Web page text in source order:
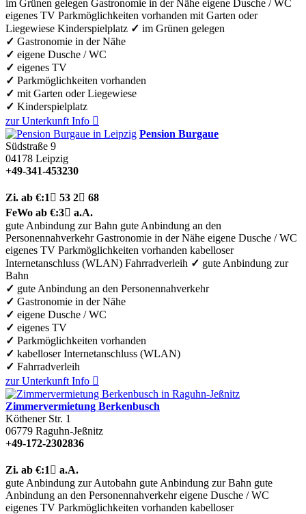
im Grünen gelegen Gastronomie in der Nähe eigene Dusche / WC
eigenes TV Parkmöglichkeiten vorhanden mit Garten oder
Liegewiese Kinderspielplatz ✓ im Grünen gelegen
✓ Gastronomie in der Nähe
✓ eigene Dusche / WC
✓ eigenes TV
✓ Parkmöglichkeiten vorhanden
✓ mit Garten oder Liegewiese
✓ Kinderspielplatz
zur Unterkunft Info 
Pension Burgaue
Südstraße 9
04178 Leipzig
+49-341-453230
Zi. ab €:1  53 2 68
FeWo ab €:3 a.A.
gute Anbindung zur Bahn gute Anbindung an den
Personennahverkehr Gastronomie in der Nähe eigene Dusche / WC
eigenes TV Parkmöglichkeiten vorhanden kabelloser
Internetanschluss (WLAN) Fahrradverleih ✓ gute Anbindung zur
Bahn
✓ gute Anbindung an den Personennahverkehr
✓ Gastronomie in der Nähe
✓ eigene Dusche / WC
✓ eigenes TV
✓ Parkmöglichkeiten vorhanden
✓ kabelloser Internetanschluss (WLAN)
✓ Fahrradverleih
zur Unterkunft Info 
Zimmervermietung Berkenbusch
Köthener Str. 1
06779 Raguhn-Jeßnitz
+49-172-2302836
Zi. ab €:1  a.A.
gute Anbindung zur Autobahn gute Anbindung zur Bahn gute
Anbindung an den Personennahverkehr eigene Dusche / WC
eigenes TV Parkmöglichkeiten vorhanden kabelloser